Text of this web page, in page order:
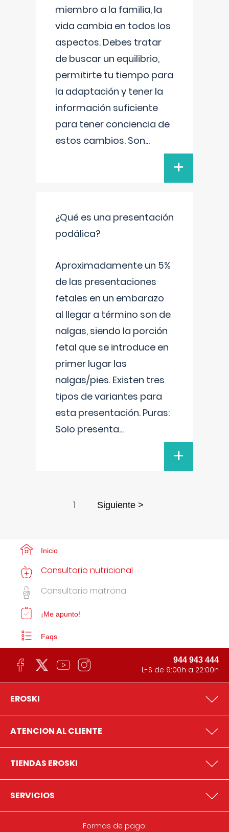
miembro a la familia, la
vida cambia en todos los
aspectos. Debes tratar
de buscar un equilibrio,
permitirte tu tiempo para
la adaptación y tener la
información suficiente
para tener conciencia de
estos cambios. Son...
+
¿Qué es una presentación
podálica?
Aproximadamente un 5%
de las presentaciones
fetales en un embarazo
al llegar a término son de
nalgas, siendo la porción
fetal que se introduce en
primer lugar las
nalgas/pies. Existen tres
tipos de variantes para
esta presentación. Puras:
Solo presenta...
+
1 Siguiente >
Inicio
Consultorio nutricional
Consultorio matrona
¡Me apunto!
Faqs
944 943 444
L-S de 9:00h a 22:00h
EROSKI
ATENCION AL CLIENTE
TIENDAS EROSKI
SERVICIOS
Formas de pago: